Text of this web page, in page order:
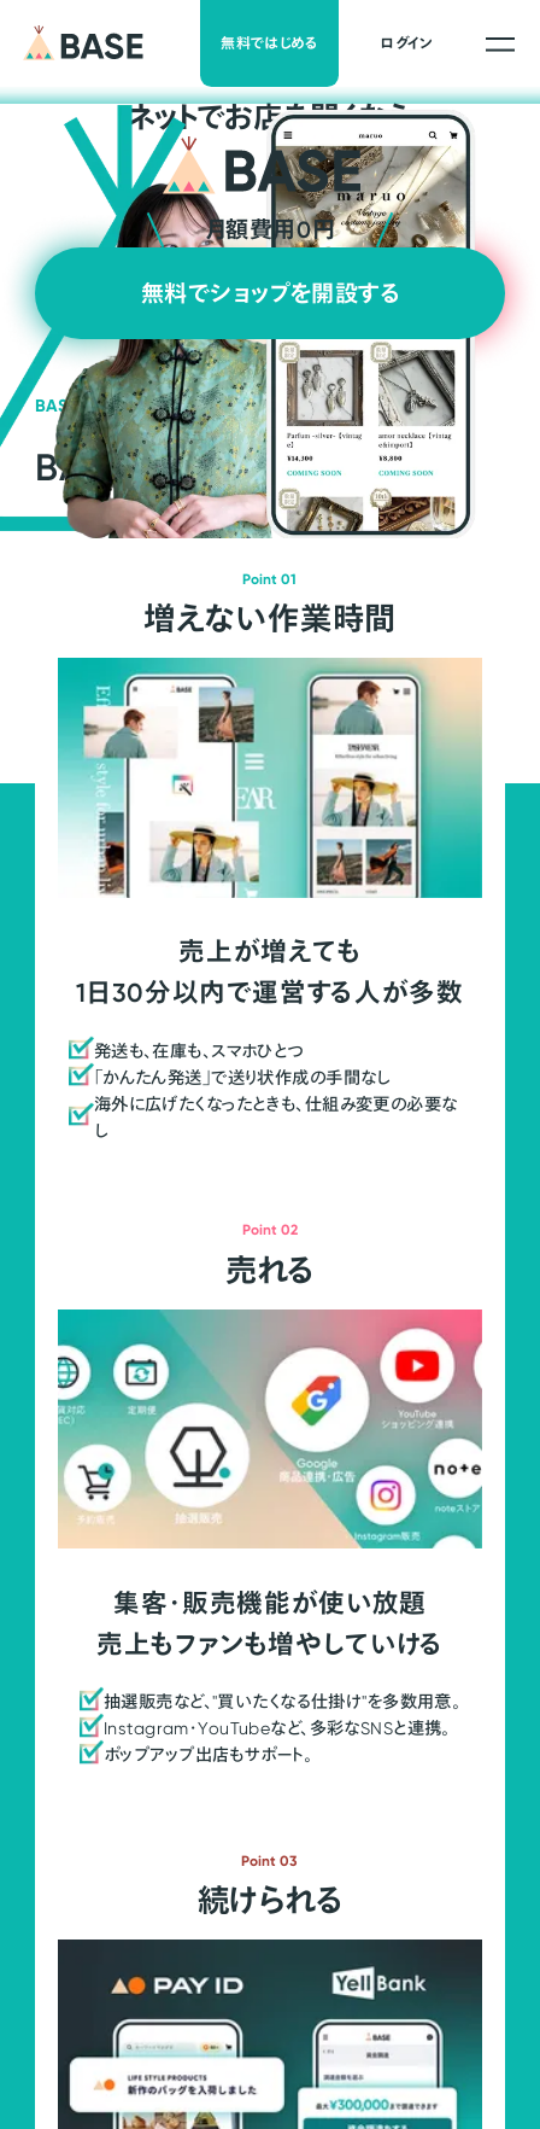
無料ではじめる ログイン
ネットでお店を開くなら
月額費用0円
無料でショップを開設する
BASEの強み
BASEが強い3つの理由
Point 01
増えない作業時間
売上が増えても
1日30分以内で運営する人が多数
発送も、在庫も、スマホひとつ
「かんたん発送」で送り状作成の手間なし
海外に広げたくなったときも、仕組み変更の必要な
し
Point 02
売れる
集客・販売機能が使い放題
売上もファンも増やしていける
抽選販売など、"買いたくなる仕掛け"を多数用意。
Instagram・YouTubeなど、多彩なSNSと連携。
ポップアップ出店もサポート。
Point 03
続けられる